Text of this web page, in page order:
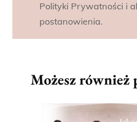
Polityki Prywatności i
postanowienia.
Możesz